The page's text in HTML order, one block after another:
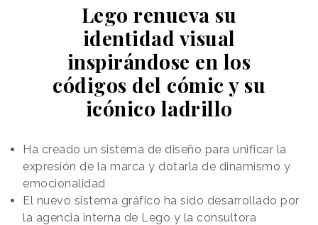
Lego renueva su
identidad visual
inspirándose en los
códigos del cómic y su
icónico ladrillo
Ha creado un sistema de diseño para unificar la
expresión de la marca y dotarla de dinamismo y
emocionalidad
El nuevo sistema gráfico ha sido desarrollado por
la agencia interna de Lego y la consultora